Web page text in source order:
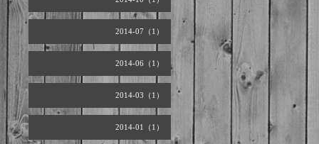
2014-07（1）
2014-06（1）
2014-03（1）
2014-01（1）